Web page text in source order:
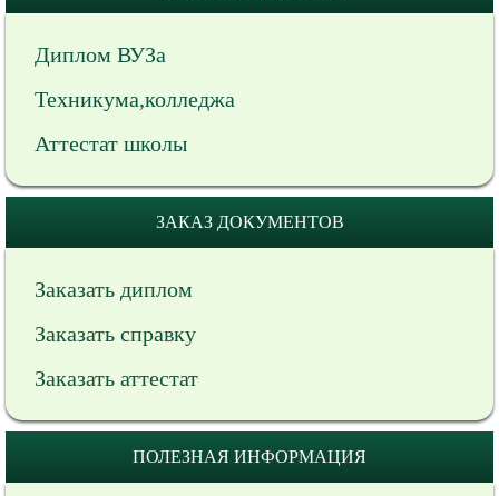
Диплом ВУЗа
Техникума,колледжа
Аттестат школы
ЗАКАЗ ДОКУМЕНТОВ
Заказать диплом
Заказать справку
Заказать аттестат
ПОЛЕЗНАЯ ИНФОРМАЦИЯ